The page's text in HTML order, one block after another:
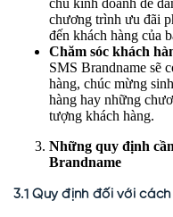
chương trình ưu đãi
đến khách hàng của
Chăm sóc khách
SMS Brandname sẽ
hàng, chúc mừng
hàng hay những
tượng khách hàng.
Những quy định
Brandname
3.1 Quy định đối với